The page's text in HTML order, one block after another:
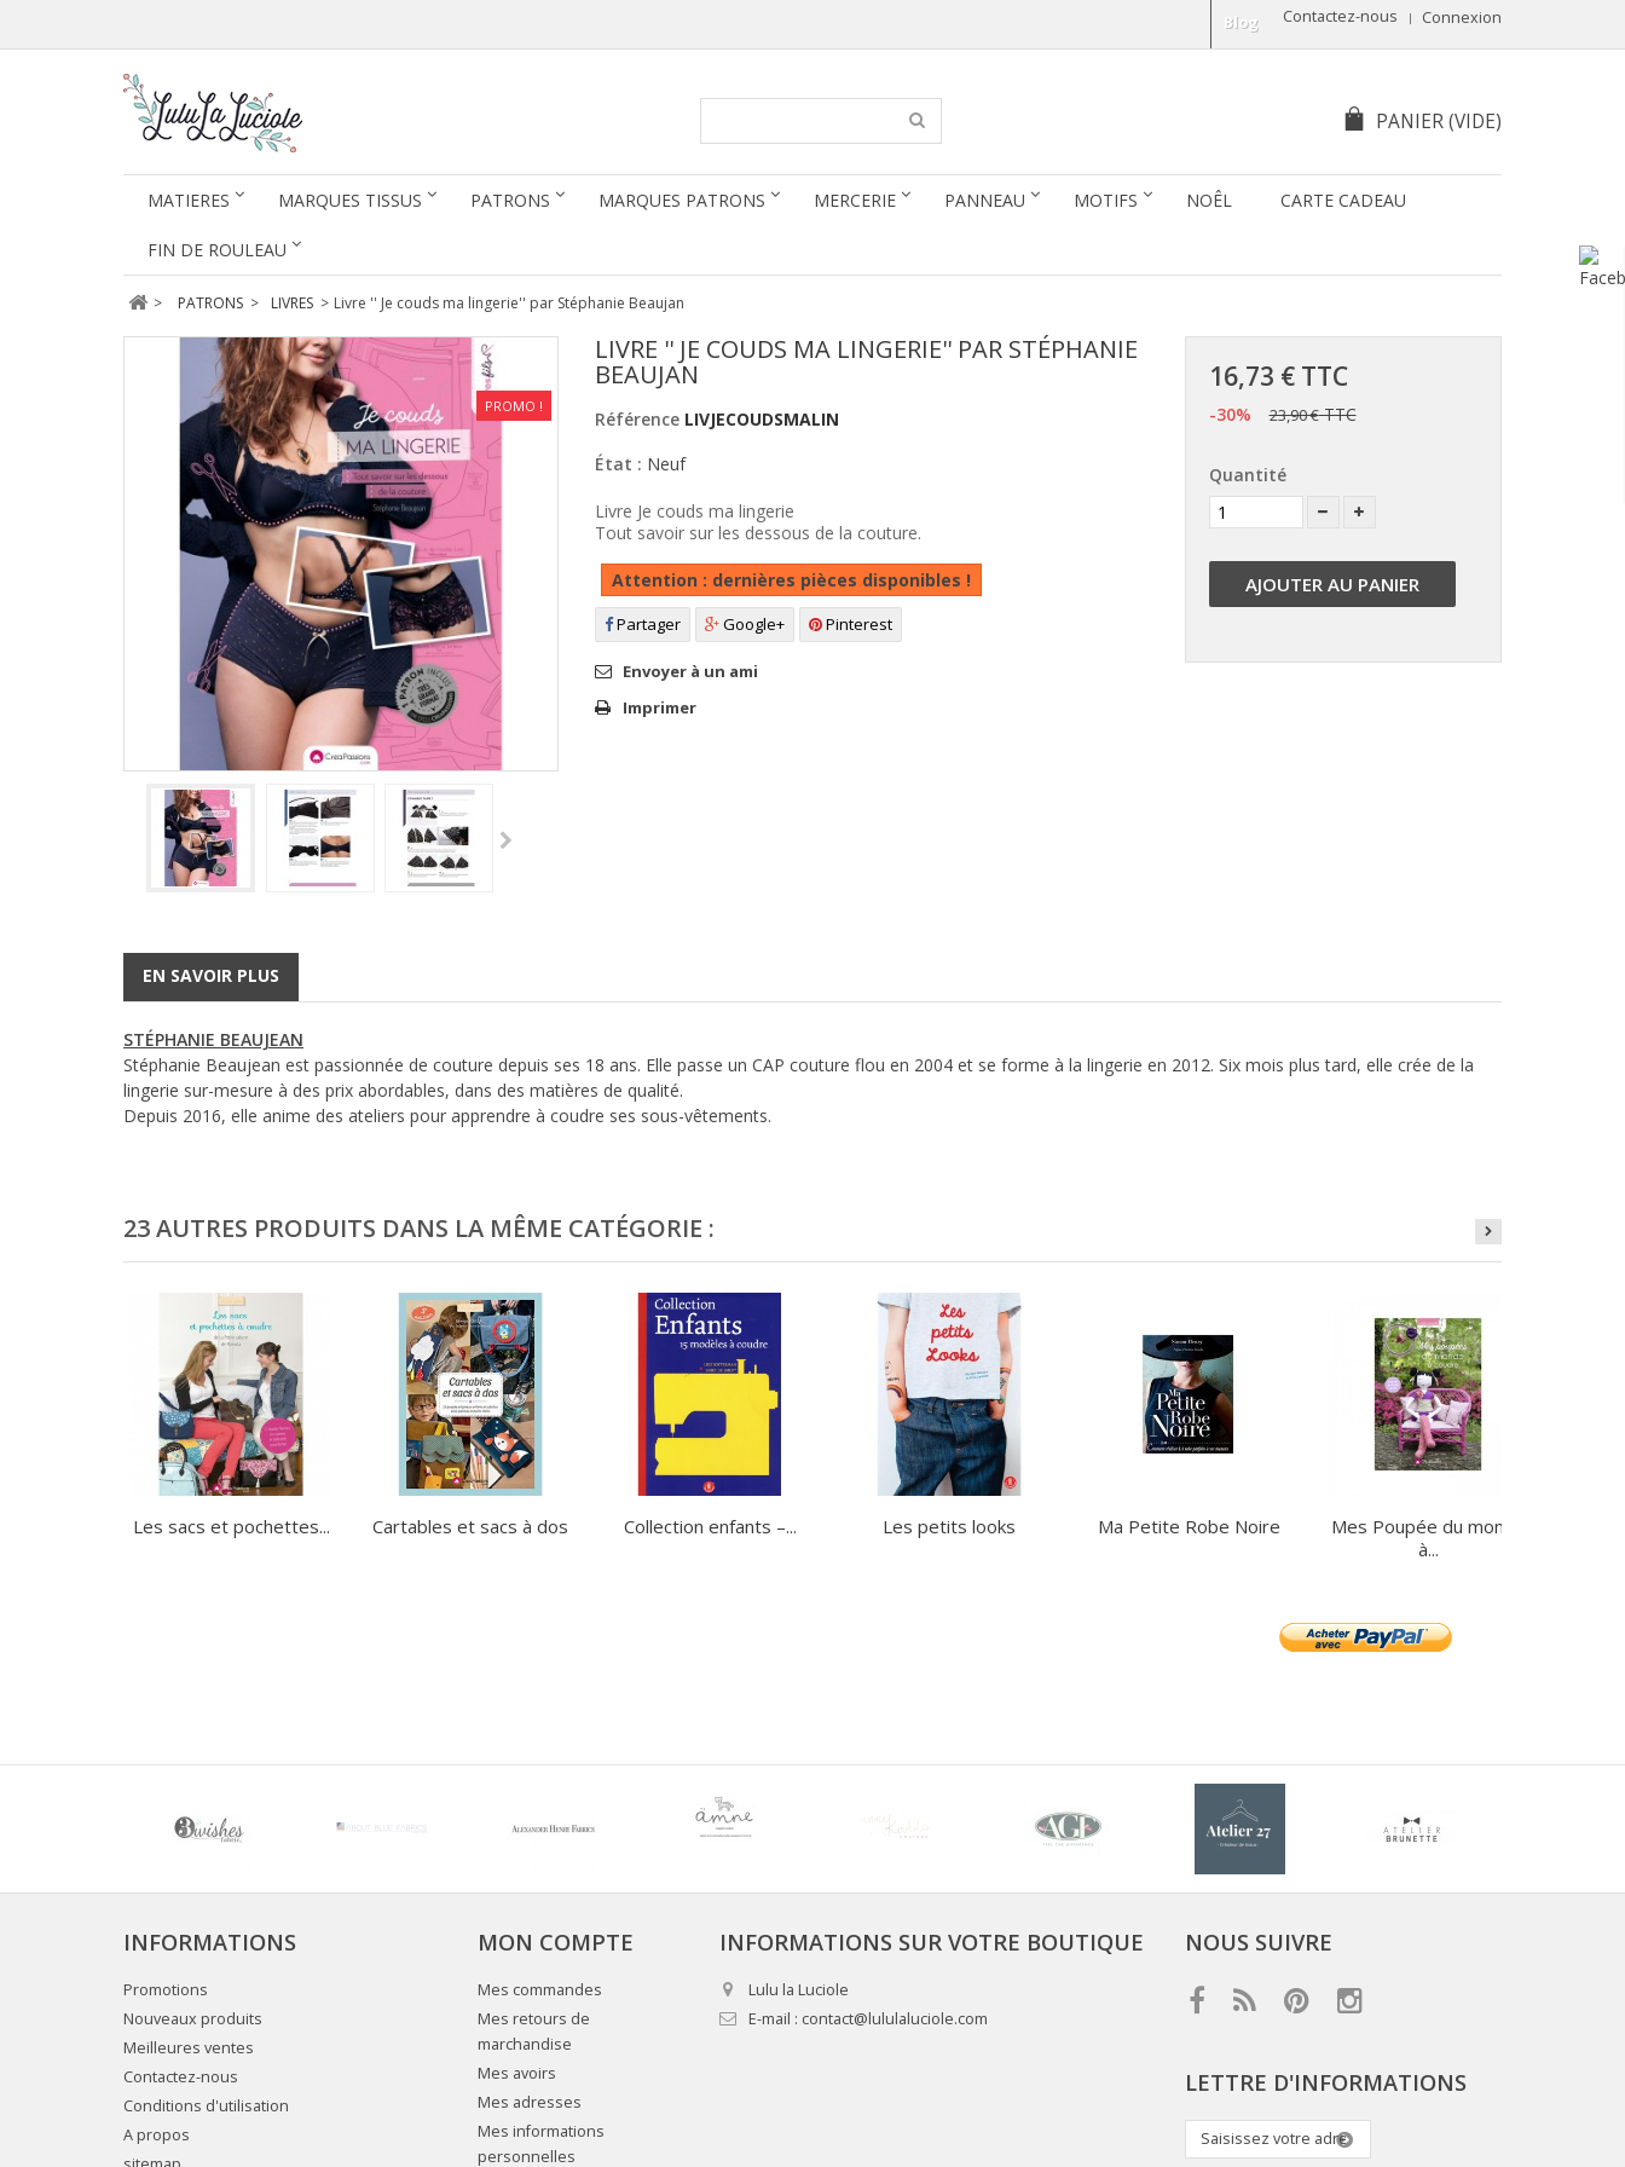
Connexion
Contactez-nous
Blog
PANIER(VIDE)
MATIERES MARQUES TISSUS PATRONS MARQUES PATRONS MERCERIE PANNEAU MOTIFS NOÊL CARTE CADEAU
FIN DE ROULEAU
> PATRONS > LIVRES > Livre '' Je couds ma lingerie'' par Stéphanie Beaujan
PROMO !
LIVRE '' JE COUDS MA LINGERIE'' PAR STÉPHANIE
BEAUJAN
Référence LIVJECOUDSMALIN
État : Neuf
Livre Je couds ma lingerie
Tout savoir sur les dessous de la couture.
Attention : dernières pièces disponibles !
Partager Google+ Pinterest
Envoyer à un ami
Imprimer
16,73 €TTC
-30% 23,90 €TTC
Quantité
AJOUTER AU PANIER
EN SAVOIR PLUS
STÉPHANIE BEAUJEAN
Stéphanie Beaujean est passionnée de couture depuis ses 18 ans. Elle passe un CAP couture flou en 2004 et se forme à la lingerie en 2012. Six mois plus tard, elle crée de la
lingerie sur-mesure à des prix abordables, dans des matières de qualité.
Depuis 2016, elle anime des ateliers pour apprendre à coudre ses sous-vêtements.
23 AUTRES PRODUITS DANS LA MÊME CATÉGORIE :
Les sacs et pochettes... Cartables et sacs à dos Collection enfants –... Les petits looks Ma Petite Robe Noire
Mes Poupée du monde
à...
INFORMATIONS
Promotions
Nouveaux produits
Meilleures ventes
Contactez-nous
Conditions d'utilisation
A propos
MON COMPTE
Mes commandes
Mes retours de
marchandise
Mes avoirs
Mes adresses
Mes informations
personnelles
INFORMATIONS SUR VOTRE BOUTIQUE
Lulu la Luciole
E-mail : contact@lululaluciole.com
NOUS SUIVRE
LETTRE D'INFORMATIONS